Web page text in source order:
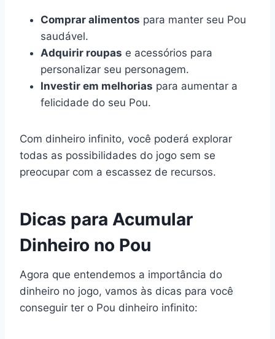
Comprar alimentos para manter seu Pou
saudável.
Adquirir roupas e acessórios para
personalizar seu personagem.
Investir em melhorias para aumentar a
felicidade do seu Pou.
Com dinheiro infinito, você poderá explorar
todas as possibilidades do jogo sem se
preocupar com a escassez de recursos.
Dicas para Acumular
Dinheiro no Pou
Agora que entendemos a importância do
dinheiro no jogo, vamos às dicas para você
conseguir ter o Pou dinheiro infinito: